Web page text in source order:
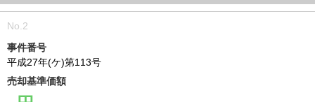
事件番号
平成27年(ケ)第113号
売却基準価額